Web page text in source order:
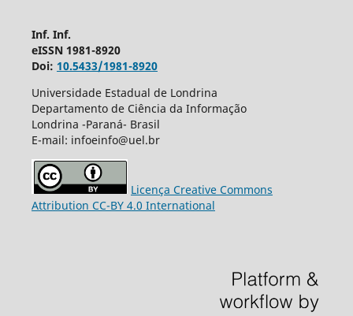
Inf. Inf.
eISSN 1981-8920
Doi: 10.5433/1981-8920
Universidade Estadual de Londrina
Departamento de Ciência da Informação
Londrina -Paraná- Brasil
E-mail: infoeinfo@uel.br
Licença Creative Commons
Attribution CC-BY 4.0 International